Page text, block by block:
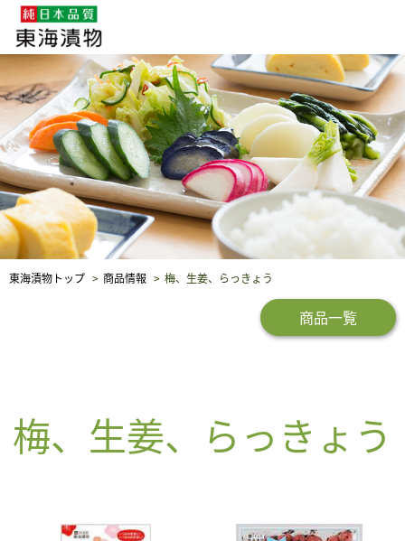
企業・採用情報 社会貢献 品質保証
東海漬物トップ 商品情報 梅、生姜、らっきょう
商品一覧
梅、生姜、らっきょう